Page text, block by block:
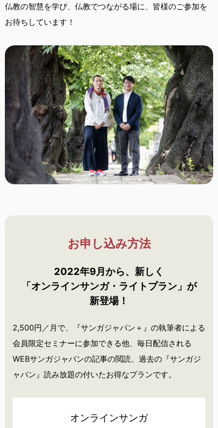
仏教の智慧を学び、仏教でつながる場に、 皆様のご参加を
お待ちしています！
お申し込み方法
2022年9月から、新しく
「オンラインサンガ・ ライトプラン」が
新登場！
2,500円／月で、『サンガジャパン＋』の執筆者による
会員限定セミナーに参加できる他、毎日配信される
WEBサンガジャパンの記事の閲読、過去の『サンガジ
ャパン』読み放題の付いたお得なプランです。
オンラインサンガ